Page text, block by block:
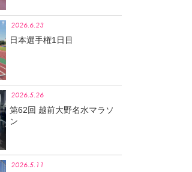
2026.6.23
日本選手権1日目
2026.5.26
第62回 越前大野名水マラソ
ン
2026.5.11